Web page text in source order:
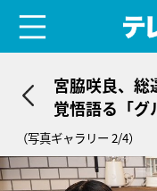
宮脇咲良、
覚悟語る「グ
（写真ギャラリー 2/4）